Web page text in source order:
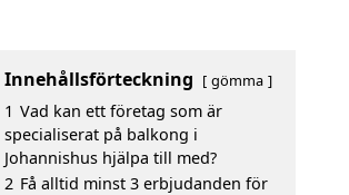
Innehållsförteckning gömma
1 Vad kan ett företag som är
specialiserat på balkong i
Johannishus hjälpa till med?
2 Få alltid minst 3 erbjudanden för